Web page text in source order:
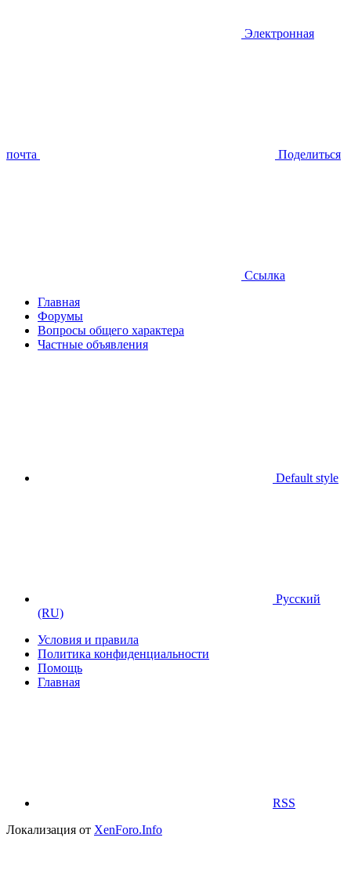
Электронная
почта Поделиться
Ссылка
Главная
Форумы
Вопросы общего характера
Частные объявления
Default style
Русский
(RU)
Условия и правила
Политика конфиденциальности
Помощь
Главная
RSS
Локализация от XenForo.Info